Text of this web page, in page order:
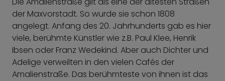
der Maxvorstadt. So wurde sie schon 1808
angelegt. Anfang des 20. Jahrhunderts gab es hier
viele, berühmte Künstler wie z.B. Paul Klee, Henrik
Ibsen oder Franz Wedekind. Aber auch Dichter und
Adelige verweilten in den vielen Cafés der
Amalienstraße. Das berühmteste von ihnen ist das